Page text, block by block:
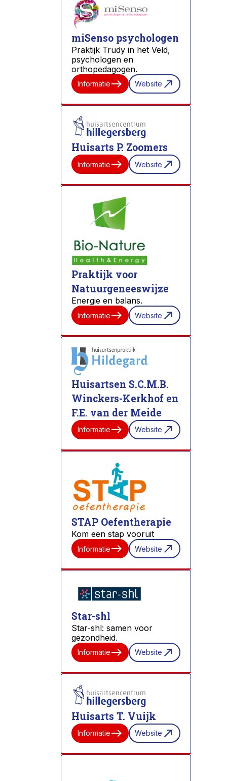
miSenso psychologen
Praktijk Trudy in het Veld,
psychologen en
orthopedagogen.
Informatieeast Website north_east
Huisarts P. Zoomers
Informatieeast Website north_east
Praktijk voor
Natuurgeneeswijze
Energie en balans.
Informatieeast Website north_east
Huisartsen S.C.M.B.
Winckers-Kerkhof en
F.E. van der Meide
Informatieeast Website north_east
STAP Oefentherapie
Kom een stap vooruit
Informatieeast Website north_east
Star-shl
Star-shl: samen voor
gezondheid.
Informatieeast Website north_east
Huisarts T. Vuijk
Informatieeast Website north_east